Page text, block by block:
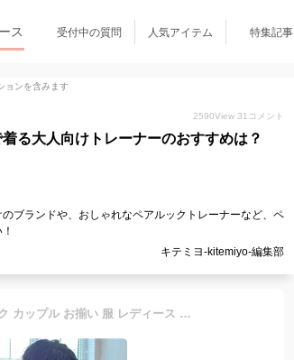
ス 受付中の質問 人気アイテム 特集記事
ョンを含みます
2590View 31 コメント
る大人向けトレーナーのおすすめは？
ブランドや、おしゃれなペアルックトレーナーなど、ペ
キテミヨ-kitemiyo-編集部
ペアルック パーカー ブランド ペアルック カップル お揃い 服 レディース おしゃれ 春 トレーナー 韓国 大きいサイズ リンクコーデ ペアルック 冬 カップル カップル お揃い プレゼント コーデ メンズ ブランド かわいい 秋 カップル ペアルック 裏起毛なし 人気 裏起毛あり